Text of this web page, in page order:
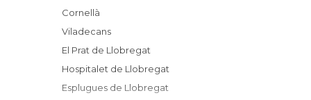
Cornellà
Viladecans
El Prat de Llobregat
Hospitalet de Llobregat
Esplugues de Llobregat